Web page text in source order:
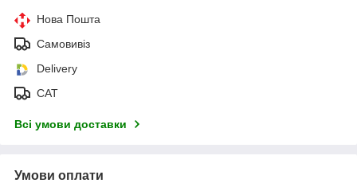
Нова Пошта
Самовивіз
Delivery
САТ
Всі умови доставки
Умови оплати